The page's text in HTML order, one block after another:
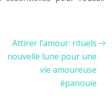
Attirer l’amour: rituels
nouvelle lune pour une
vie amoureuse
épanouie